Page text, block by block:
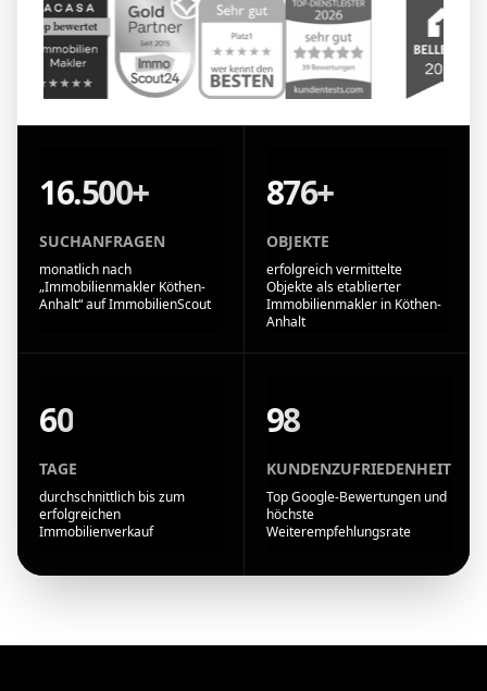
16.500+
SUCHANFRAGEN
monatlich nach
„Immobilienmakler Köthen-
Anhalt“ auf ImmobilienScout
876+
OBJEKTE
erfolgreich vermittelte
Objekte als etablierter
Immobilienmakler in Köthen-
Anhalt
60
TAGE
durchschnittlich bis zum
erfolgreichen
Immobilienverkauf
98
KUNDENZUFRIEDENHEIT
Top Google-Bewertungen und
höchste
Weiterempfehlungsrate